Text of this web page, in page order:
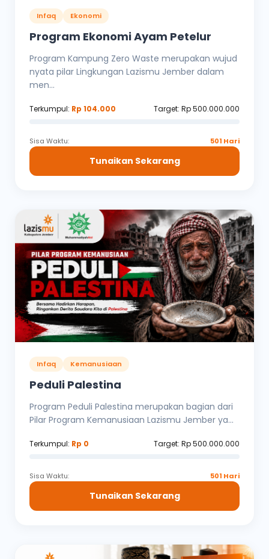
Infaq Ekonomi
Program Ekonomi Ayam Petelur
Program Kampung Zero Waste merupakan wujud
nyata pilar Lingkungan Lazismu Jember dalam
men...
Terkumpul: Rp 104.000 Target: Rp 500.000.000
Sisa Waktu: 501 Hari
Tunaikan Sekarang
Infaq Kemanusiaan
Peduli Palestina
Program Peduli Palestina merupakan bagian dari
Pilar Program Kemanusiaan Lazismu Jember ya...
Terkumpul: Rp 0 Target: Rp 500.000.000
Sisa Waktu: 501 Hari
Tunaikan Sekarang